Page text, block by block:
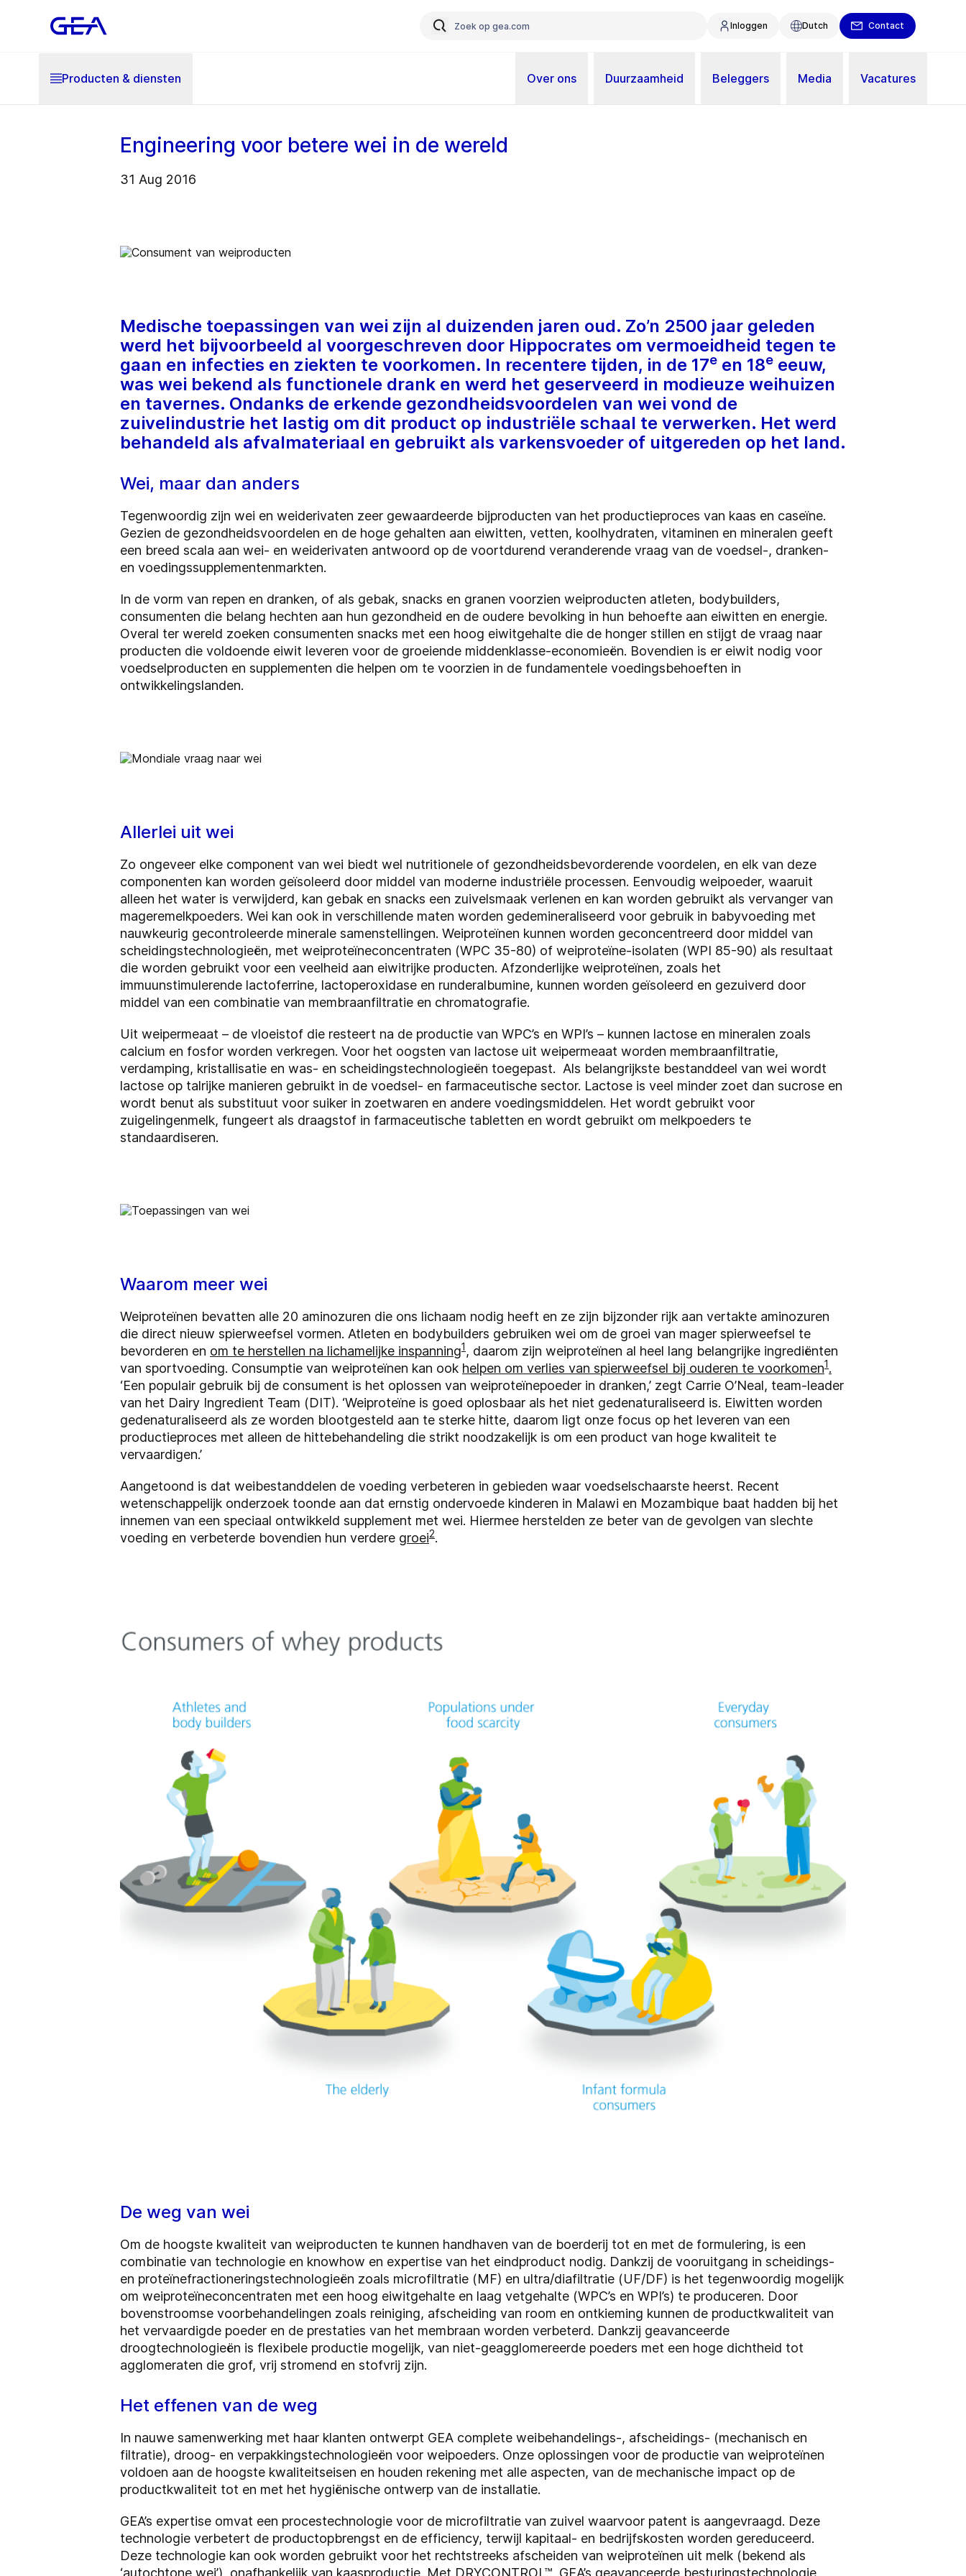
Inloggen Dutch Contact
Producten & diensten Over ons Duurzaamheid Beleggers Media Vacatures
Engineering voor betere wei in de wereld
31 Aug 2016
Medische toepassingen van wei zijn al duizenden jaren oud. Zo’n 2500 jaar geleden
werd het bijvoorbeeld al voorgeschreven door Hippocrates om vermoeidheid tegen te
gaan en infecties en ziekten te voorkomen. In recentere tijden, in de 17e en 18e eeuw,
was wei bekend als functionele drank en werd het geserveerd in modieuze weihuizen
en tavernes. Ondanks de erkende gezondheidsvoordelen van wei vond de
zuivelindustrie het lastig om dit product op industriële schaal te verwerken. Het werd
behandeld als afvalmateriaal en gebruikt als varkensvoeder of uitgereden op het land.
Wei, maar dan anders
Tegenwoordig zijn wei en weiderivaten zeer gewaardeerde bijproducten van het productieproces van kaas en caseïne.
Gezien de gezondheidsvoordelen en de hoge gehalten aan eiwitten, vetten, koolhydraten, vitaminen en mineralen geeft
een breed scala aan wei- en weiderivaten antwoord op de voortdurend veranderende vraag van de voedsel-, dranken-
en voedingssupplementenmarkten.
In de vorm van repen en dranken, of als gebak, snacks en granen voorzien weiproducten atleten, bodybuilders,
consumenten die belang hechten aan hun gezondheid en de oudere bevolking in hun behoefte aan eiwitten en energie.
Overal ter wereld zoeken consumenten snacks met een hoog eiwitgehalte die de honger stillen en stijgt de vraag naar
producten die voldoende eiwit leveren voor de groeiende middenklasse-economieën. Bovendien is er eiwit nodig voor
voedselproducten en supplementen die helpen om te voorzien in de fundamentele voedingsbehoeften in
ontwikkelingslanden.
Allerlei uit wei
Zo ongeveer elke component van wei biedt wel nutritionele of gezondheidsbevorderende voordelen, en elk van deze
componenten kan worden geïsoleerd door middel van moderne industriële processen. Eenvoudig weipoeder, waaruit
alleen het water is verwijderd, kan gebak en snacks een zuivelsmaak verlenen en kan worden gebruikt als vervanger van
mageremelkpoeders. Wei kan ook in verschillende maten worden gedemineraliseerd voor gebruik in babyvoeding met
nauwkeurig gecontroleerde minerale samenstellingen. Weiproteïnen kunnen worden geconcentreerd door middel van
scheidingstechnologieën, met weiproteïneconcentraten (WPC 35-80) of weiproteïne-isolaten (WPI 85-90) als resultaat
die worden gebruikt voor een veelheid aan eiwitrijke producten. Afzonderlijke weiproteïnen, zoals het
immuunstimulerende lactoferrine, lactoperoxidase en runderalbumine, kunnen worden geïsoleerd en gezuiverd door
middel van een combinatie van membraanfiltratie en chromatografie.
Uit weipermeaat – de vloeistof die resteert na de productie van WPC’s en WPI’s – kunnen lactose en mineralen zoals
calcium en fosfor worden verkregen. Voor het oogsten van lactose uit weipermeaat worden membraanfiltratie,
verdamping, kristallisatie en was- en scheidingstechnologieën toegepast. Als belangrijkste bestanddeel van wei wordt
lactose op talrijke manieren gebruikt in de voedsel- en farmaceutische sector. Lactose is veel minder zoet dan sucrose en
wordt benut als substituut voor suiker in zoetwaren en andere voedingsmiddelen. Het wordt gebruikt voor
zuigelingenmelk, fungeert als draagstof in farmaceutische tabletten en wordt gebruikt om melkpoeders te
standaardiseren.
Waarom meer wei
Weiproteïnen bevatten alle 20 aminozuren die ons lichaam nodig heeft en ze zijn bijzonder rijk aan vertakte aminozuren
die direct nieuw spierweefsel vormen. Atleten en bodybuilders gebruiken wei om de groei van mager spierweefsel te
bevorderen en om te herstellen na lichamelijke inspanning1 , daarom zijn weiproteïnen al heel lang belangrijke ingrediënten
van sportvoeding. Consumptie van weiproteïnen kan ook helpen om verlies van spierweefsel bij ouderen te voorkomen1 .
‘Een populair gebruik bij de consument is het oplossen van weiproteïnepoeder in dranken,’ zegt Carrie O’Neal, team-leader
van het Dairy Ingredient Team (DIT). ‘Weiproteïne is goed oplosbaar als het niet gedenaturaliseerd is. Eiwitten worden
gedenaturaliseerd als ze worden blootgesteld aan te sterke hitte, daarom ligt onze focus op het leveren van een
productieproces met alleen de hittebehandeling die strikt noodzakelijk is om een product van hoge kwaliteit te
vervaardigen.’
Aangetoond is dat weibestanddelen de voeding verbeteren in gebieden waar voedselschaarste heerst. Recent
wetenschappelijk onderzoek toonde aan dat ernstig ondervoede kinderen in Malawi en Mozambique baat hadden bij het
innemen van een speciaal ontwikkeld supplement met wei. Hiermee herstelden ze beter van de gevolgen van slechte
voeding en verbeterde bovendien hun verdere groei2.
De weg van wei
Om de hoogste kwaliteit van weiproducten te kunnen handhaven van de boerderij tot en met de formulering, is een
combinatie van technologie en knowhow en expertise van het eindproduct nodig. Dankzij de vooruitgang in scheidings-
en proteïnefractioneringstechnologieën zoals microfiltratie (MF) en ultra/diafiltratie (UF/DF) is het tegenwoordig mogelijk
om weiproteïneconcentraten met een hoog eiwitgehalte en laag vetgehalte (WPC’s en WPI’s) te produceren. Door
bovenstroomse voorbehandelingen zoals reiniging, afscheiding van room en ontkieming kunnen de productkwaliteit van
het vervaardigde poeder en de prestaties van het membraan worden verbeterd. Dankzij geavanceerde
droogtechnologieën is flexibele productie mogelijk, van niet-geagglomereerde poeders met een hoge dichtheid tot
agglomeraten die grof, vrij stromend en stofvrij zijn.
Het effenen van de weg
In nauwe samenwerking met haar klanten ontwerpt GEA complete weibehandelings-, afscheidings- (mechanisch en
filtratie), droog- en verpakkingstechnologieën voor weipoeders. Onze oplossingen voor de productie van weiproteïnen
voldoen aan de hoogste kwaliteitseisen en houden rekening met alle aspecten, van de mechanische impact op de
productkwaliteit tot en met het hygiënische ontwerp van de installatie.
GEA’s expertise omvat een procestechnologie voor de microfiltratie van zuivel waarvoor patent is aangevraagd. Deze
technologie verbetert de productopbrengst en de efficiency, terwijl kapitaal- en bedrijfskosten worden gereduceerd.
Deze technologie kan ook worden gebruikt voor het rechtstreeks afscheiden van weiproteïnen uit melk (bekend als
‘autochtone wei’), onafhankelijk van kaasproductie. Met DRYCONTROL™, GEA’s geavanceerde besturingstechnologie